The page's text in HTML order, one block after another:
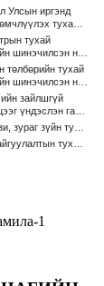
Улсын иргэнд
өмчлүүлэх туха…
тухай
шинэчилсэн н…
төлбөрийн тухай
шинэчилсэн н…
зайлшгүй
үндэслэн га…
зураг зүйн ту…
тух…
1